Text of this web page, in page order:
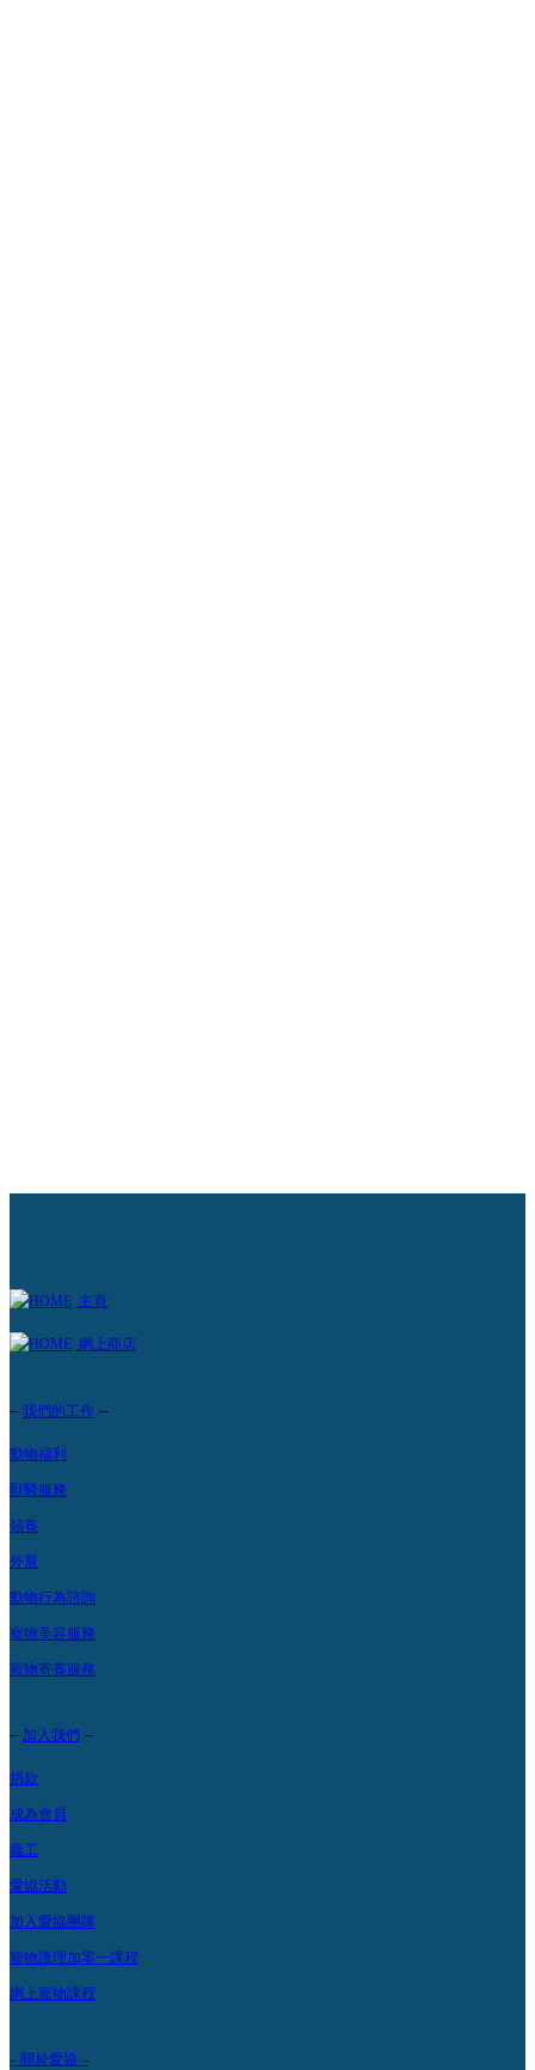
主頁
網上商店
– 我們的工作 –
動物福利
獸醫服務
領養
外展
動物行為諮詢
寵物美容服務
寵物寄養服務
– 加入我們 –
捐款
成為會員
義工
愛協活動
加入愛協團隊
寵物護理加零一課程
網上寵物課程
– 關於愛協 –